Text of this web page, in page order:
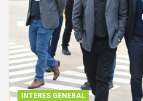
INTERES GENERAL